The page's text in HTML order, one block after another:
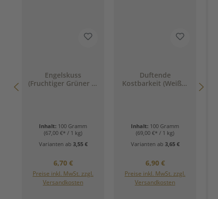
Engelskuss
(Fruchtiger Grüner u.
Inhalt: 100 Gramm
(67,00 €* / 1 kg)
Varianten ab 3,55 €
Regulärer Preis:
6,70 €
Preise inkl. MwSt. zzgl.
Versandkosten
Duftende
Kostbarkeit (Weißer
Inhalt: 100 Gramm
(69,00 €* / 1 kg)
Varianten ab 3,65 €
Regulärer Preis:
6,90 €
Preise inkl. MwSt. zzgl.
Versandkosten